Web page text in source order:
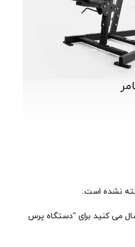
نشده است.
می کنید برای “دستگاه پرس